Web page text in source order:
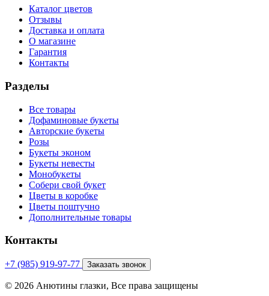
Каталог цветов
Отзывы
Доставка и оплата
О магазине
Гарантия
Контакты
Разделы
Все товары
Дофаминовые букеты
Авторские букеты
Розы
Букеты эконом
Букеты невесты
Монобукеты
Собери свой букет
Цветы в коробке
Цветы поштучно
Дополнительные товары
Контакты
+7 (985) 919-97-77 Заказать звонок
© 2026 Анютины глазки, Все права защищены